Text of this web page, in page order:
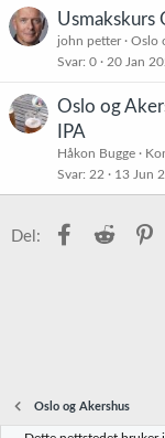
Usmakskurs
john petter
Oslo
Svar 0 20 Jan
Oslo og
IPA
Håkon Bugge
Svar 22 13 Jun
Del: Facebook
Reddit
Oslo og Akershus